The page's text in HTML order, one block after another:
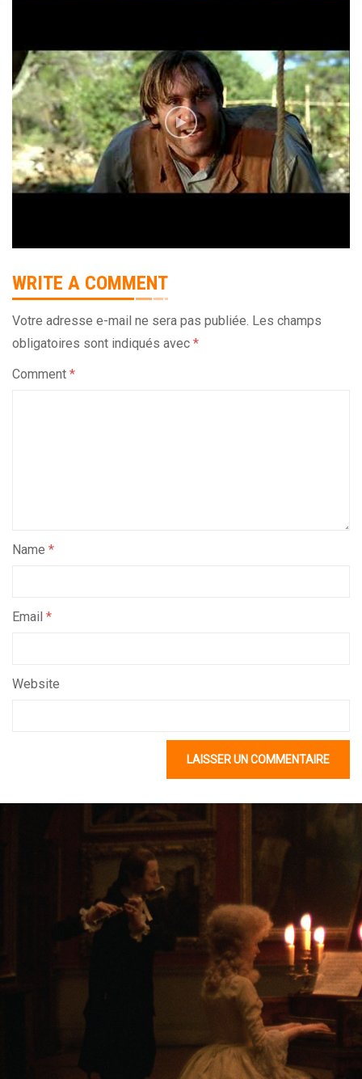
WRITE A COMMENT
Votre adresse e-mail ne sera pas publiée. Les champs
obligatoires sont indiqués avec *
Comment *
Name *
Email *
Website